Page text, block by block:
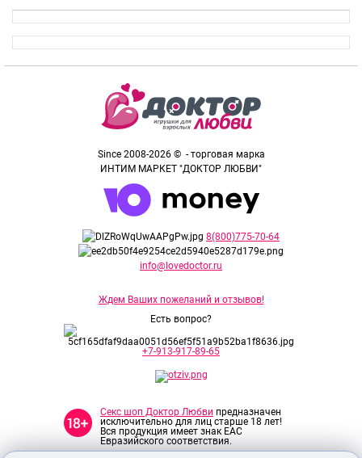
Since 2008-2026 © - торговая марка
ИНТИМ МАРКЕТ "ДОКТОР ЛЮБВИ"
8(800)775-70-64
info@lovedoctor.ru
Ждем Ваших пожеланий и отзывов!
Есть вопрос?
+7-913-917-89-65
Секс шоп Доктор Любви предназначен
исключительно для лиц старше 18 лет!
Вся продукция имеет знак EAC
Евразийского соответствия.